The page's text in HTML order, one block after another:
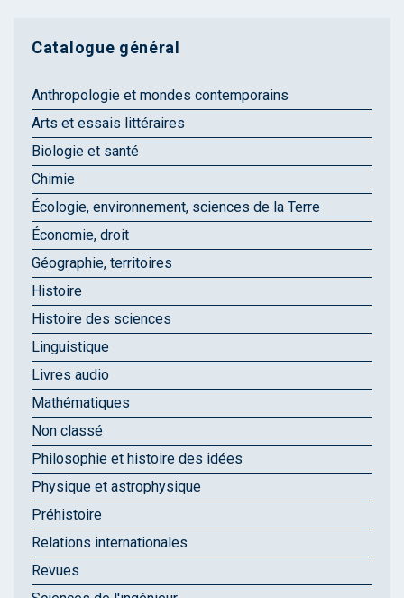
Catalogue général
Anthropologie et mondes contemporains
Arts et essais littéraires
Biologie et santé
Chimie
Écologie, environnement, sciences de la Terre
Économie, droit
Géographie, territoires
Histoire
Histoire des sciences
Linguistique
Livres audio
Mathématiques
Non classé
Philosophie et histoire des idées
Physique et astrophysique
Préhistoire
Relations internationales
Revues